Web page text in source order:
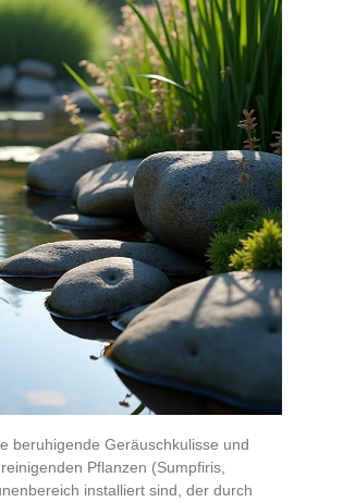
beruhigende Geräuschkulisse und
Pflanzen (Sumpfiris,
installiert sind, der durch